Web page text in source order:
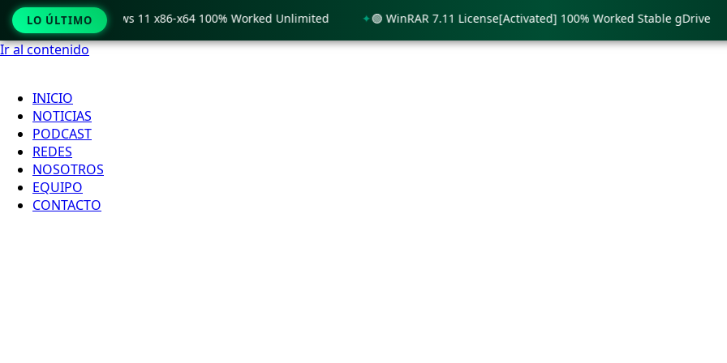
Ir al contenido
INICIO
NOTICIAS
PODCAST
REDES
NOSOTROS
EQUIPO
CONTACTO
LO ÚLTIMO
only Windows 11 x86-x64 100% Worked Unlimited 🟢 WinRAR 7.11 License[Activated] 100% Worked Stable gDrive